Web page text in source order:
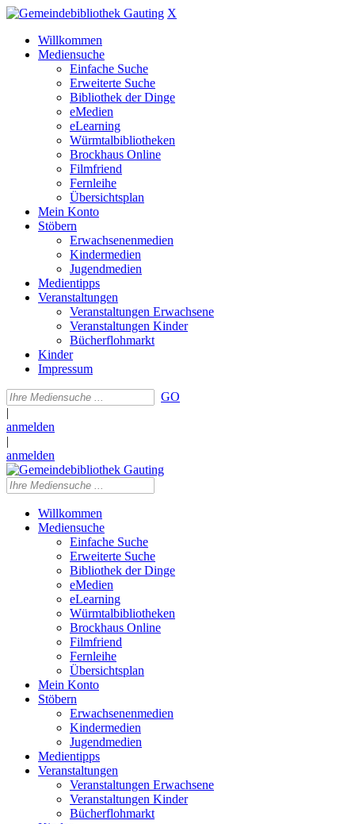
X
Willkommen
Mediensuche
Einfache Suche
Erweiterte Suche
Bibliothek der Dinge
eMedien
eLearning
Würmtalbibliotheken
Brockhaus Online
Filmfriend
Fernleihe
Übersichtsplan
Mein Konto
Stöbern
Erwachsenenmedien
Kindermedien
Jugendmedien
Medientipps
Veranstaltungen
Veranstaltungen Erwachsene
Veranstaltungen Kinder
Bücherflohmarkt
Kinder
Impressum
GO
|
anmelden
|
anmelden
Willkommen
Mediensuche
Einfache Suche
Erweiterte Suche
Bibliothek der Dinge
eMedien
eLearning
Würmtalbibliotheken
Brockhaus Online
Filmfriend
Fernleihe
Übersichtsplan
Mein Konto
Stöbern
Erwachsenenmedien
Kindermedien
Jugendmedien
Medientipps
Veranstaltungen
Veranstaltungen Erwachsene
Veranstaltungen Kinder
Bücherflohmarkt